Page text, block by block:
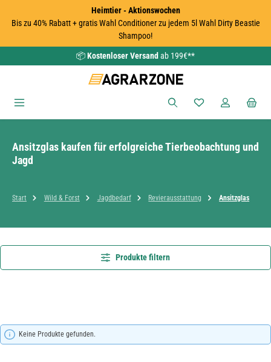
Heimtier - Aktionswochen
Bis zu 40% Rabatt + gratis Wahl Conditioner zu jedem 5l Wahl Dirty Beastie
Shampoo!
📦Kostenloser Versand ab 199€**
Du hast 0
Ansitzglas kaufen für erfolgreiche Tierbeobachtung und
Jagd
Start Wild & Forst Jagdbedarf Revierausstattung Ansitzglas
Produkte filtern
Keine Produkte gefunden.